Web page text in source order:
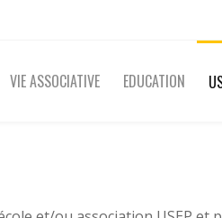
VIE ASSOCIATIVE EDUCATION